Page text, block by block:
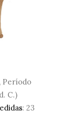
Período
C.)
: 23